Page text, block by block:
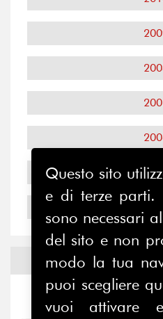
Notizie
Questo sito
e di terze parti.
sono necessari
del sito e non
modo la tua
puoi scegliere
vuoi attivare